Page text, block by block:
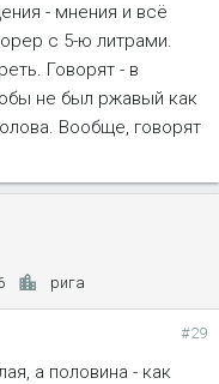
- мнения и всё
с 5-ю литрами.
Говорят - в
не был ржавый как
Вообще, говорят
рига
#29
а половина - как